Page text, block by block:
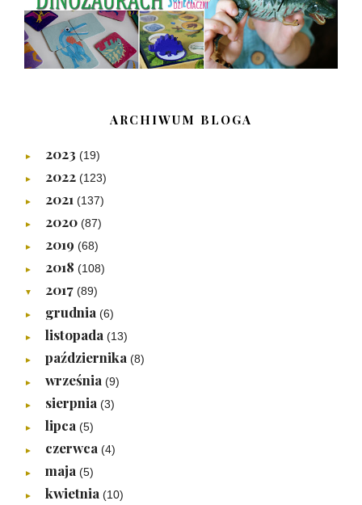
ARCHIWUM BLOGA
► 2023 (19)
► 2022 (123)
► 2021 (137)
► 2020 (87)
► 2019 (68)
► 2018 (108)
▼ 2017 (89)
► grudnia (6)
► listopada (13)
► października (8)
► września (9)
► sierpnia (3)
► lipca (5)
► czerwca (4)
► maja (5)
► kwietnia (10)